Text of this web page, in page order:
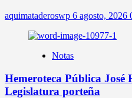
aquimataderoswp 6 agosto, 2026
Notas
Hemeroteca Pública José
Legislatura porteña